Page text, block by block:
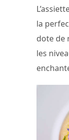
la
dote de
les